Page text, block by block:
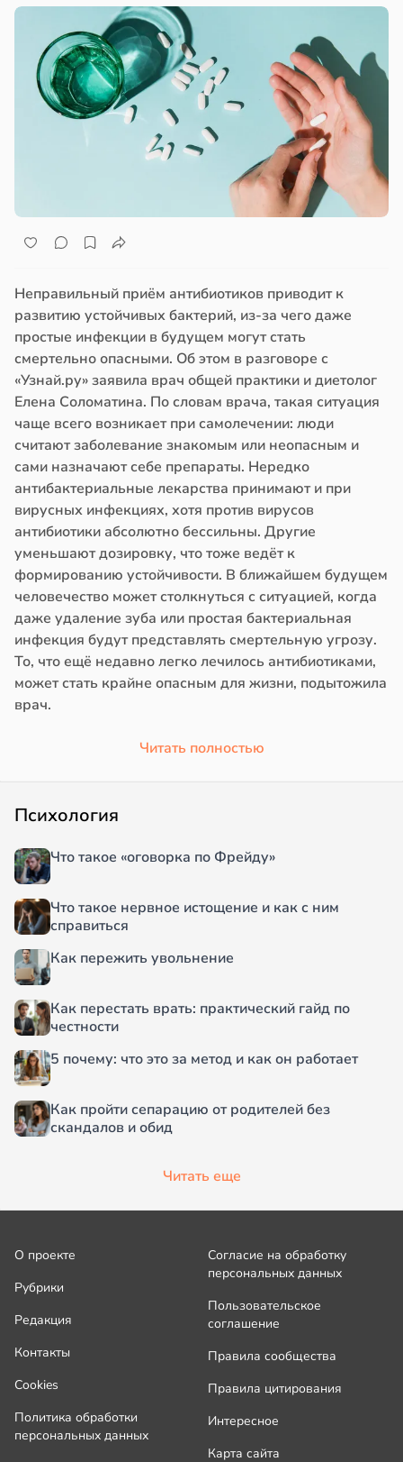
Неправильный приём антибиотиков приводит к
развитию устойчивых бактерий, из-за чего даже
простые инфекции в будущем могут стать
смертельно опасными. Об этом в разговоре с
«Узнай.ру» заявила врач общей практики и диетолог
Елена Соломатина. По словам врача, такая ситуация
чаще всего возникает при самолечении: люди
считают заболевание знакомым или неопасным и
сами назначают себе препараты. Нередко
антибактериальные лекарства принимают и при
вирусных инфекциях, хотя против вирусов
антибиотики абсолютно бессильны. Другие
уменьшают дозировку, что тоже ведёт к
формированию устойчивости. В ближайшем будущем
человечество может столкнуться с ситуацией, когда
даже удаление зуба или простая бактериальная
инфекция будут представлять смертельную угрозу.
То, что ещё недавно легко лечилось антибиотиками,
может стать крайне опасным для жизни, подытожила
врач.
Читать полностью
Психология
Что такое «оговорка по Фрейду»
Что такое нервное истощение и как с ним
справиться
Как пережить увольнение
Как перестать врать: практический гайд по
честности
5 почему: что это за метод и как он работает
Как пройти сепарацию от родителей без
скандалов и обид
Читать еще
О проекте
Рубрики
Редакция
Контакты
Cookies
Политика обработки
персональных данных
Согласие на обработку
персональных данных
Пользовательское
соглашение
Правила сообщества
Правила цитирования
Интересное
Карта сайта